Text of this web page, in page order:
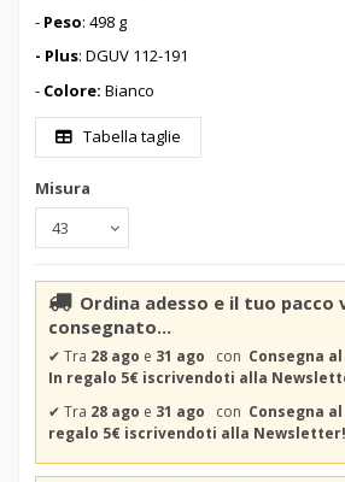
- Peso: 498 g
- Plus: DGUV 112-191
- Colore: Bianco
Tabella taglie
Misura
Ordina adesso e il tuo pacco
consegnato...
✔ Tra 28 ago e 31 ago con Consegna
In regalo 5€ iscrivendoti alla
✔ Tra 28 ago e 31 ago con Consegna
regalo 5€ iscrivendoti alla Newsletter!